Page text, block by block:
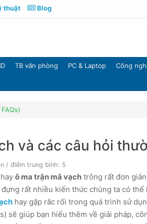
thuật Blog
TB văn phòng PC & Laptop Công
và các câu hỏi
/ điểm trung bình: 5
hay ô ma trận mã vạchtrông rất đơn
rất nhiều kiến thức chúng ta có
hay gặp rắc rối trong quá trình sử
sẽ giúp bạn hiếu thêm về giải pháp,